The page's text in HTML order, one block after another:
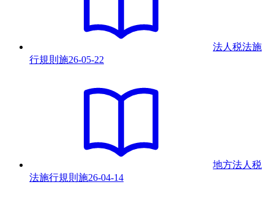
法人税法施
行規則 施26-05-22
地方法人税
法施行規則 施26-04-14